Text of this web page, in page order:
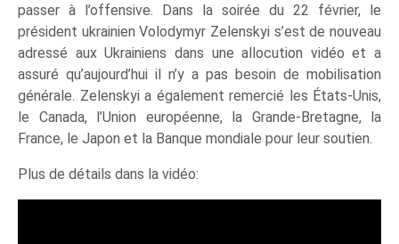
passer à l’offensive. Dans la soirée du 22 février, le
président ukrainien Volodymyr Zelenskyi s’est de nouveau
adressé aux Ukrainiens dans une allocution vidéo et a
assuré qu’aujourd’hui il n’y a pas besoin de mobilisation
générale. Zelenskyi a également remercié les États-Unis,
le Canada, l’Union européenne, la Grande-Bretagne, la
France, le Japon et la Banque mondiale pour leur soutien.
Plus de détails dans la vidéo: